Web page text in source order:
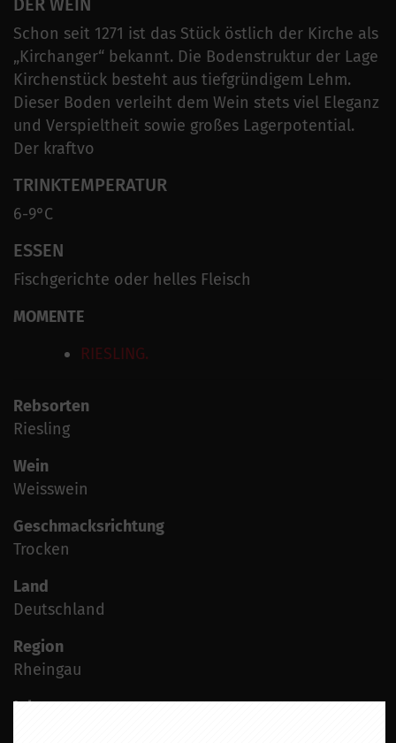
Schon seit 1271 ist das Stück östlich der Kirche als
„Kirchanger“ bekannt. Die Bodenstruktur der Lage
Kirchenstück besteht aus tiefgründigem Lehm.
Dieser Boden verleiht dem Wein stets viel Eleganz
und Verspieltheit sowie großes Lagerpotential.
Der kraftvo
TRINKTEMPERATUR
6-9°C
ESSEN
Fischgerichte oder helles Fleisch
MOMENTE
RIESLING.
Rebsorten
Riesling
Wein
Weisswein
Geschmacksrichtung
Trocken
Land
Deutschland
Region
Rheingau
Jahrgang